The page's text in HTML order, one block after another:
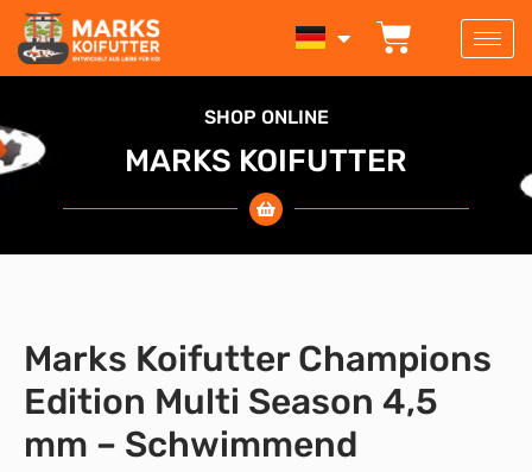
Zum
Inhalt
springen
SHOP ONLINE
MARKS KOIFUTTER
Marks Koifutter Champions
Edition Multi Season 4,5
mm – Schwimmend